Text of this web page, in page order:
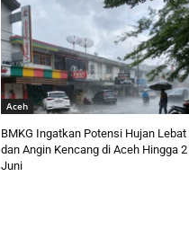
Aceh
BMKG Ingatkan Potensi Hujan Lebat
dan Angin Kencang di Aceh Hingga 2
Juni